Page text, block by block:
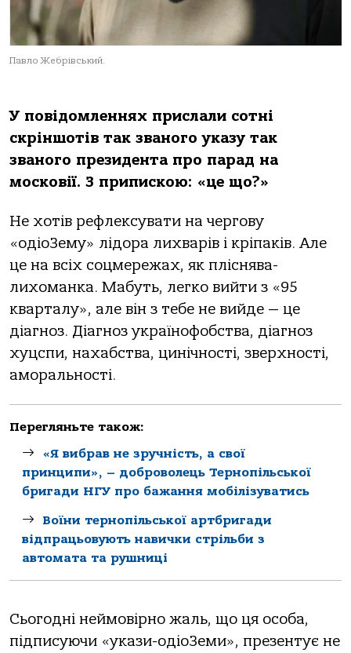
Павло Жебрівський.
У повідомленнях прислали сотні
скріншотів так званого указу так
званого президента про парад на
московії. З припискою: «це що?»
Не хотів рефлексувати на чергову
«одіоЗему» лідора лихварів і кріпаків. Але
це на всіх соцмережах, як пліснява-
лихоманка. Мабуть, легко вийти з «95
кварталу», але він з тебе не вийде — це
діагноз. Діагноз українофобства, діагноз
хуцспи, нахабства, цинічності, зверхності,
аморальності.
Перегляньте також:
«Я вибрав не зручність, а свої
принципи», – доброволець Тернопільської
бригади НГУ про бажання мобілізуватись
Воїни тернопільської артбригади
відпрацьовують навички стрільби з
автомата та рушниці
Сьогодні неймовірно жаль, що ця особа,
підписуючи «укази-одіоЗеми», презентує не